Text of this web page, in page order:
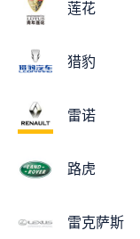
莲花
猎豹
雷诺
路虎
雷克萨斯